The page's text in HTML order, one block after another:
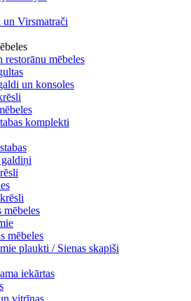
un Virsmatrači
restorānu mēbeles
un konsoles
komplekti
mēbeles
mēbeles
plaukti / Sienas skapiši
iekārtas
vitrīnas